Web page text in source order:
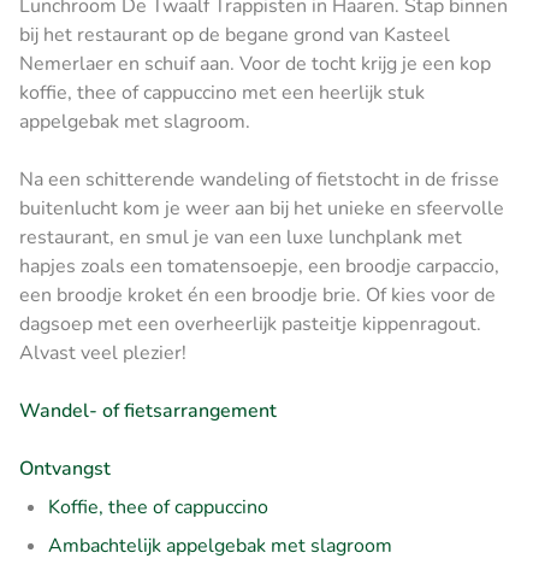
Lunchroom De Twaalf Trappisten in Haaren. Stap binnen
bij het restaurant op de begane grond van Kasteel
Nemerlaer en schuif aan. Voor de tocht krijg je een kop
koffie, thee of cappuccino met een heerlijk stuk
appelgebak met slagroom.
Na een schitterende wandeling of fietstocht in de frisse
buitenlucht kom je weer aan bij het unieke en sfeervolle
restaurant, en smul je van een luxe lunchplank met
hapjes zoals een tomatensoepje, een broodje carpaccio,
een broodje kroket én een broodje brie. Of kies voor de
dagsoep met een overheerlijk pasteitje kippenragout.
Alvast veel plezier!
Wandel- of fietsarrangement
Ontvangst
Koffie, thee of cappuccino
Ambachtelijk appelgebak met slagroom